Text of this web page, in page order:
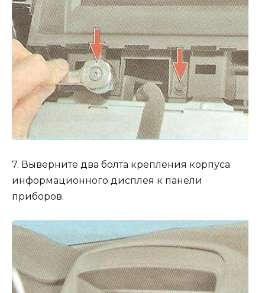
7. Выверните два болта крепления корпуса
информационного дисплея к панели
приборов.